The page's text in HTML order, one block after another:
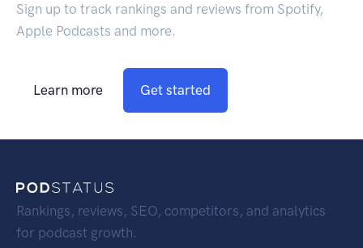
Sign up to track rankings and reviews from Spotify,
Apple Podcasts and more.
Learn more Get started
Rankings, reviews, SEO, competitors, and analytics
for podcast growth.